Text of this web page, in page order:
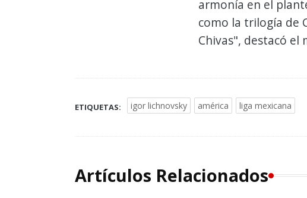
armonía en el
como la trilogía de
Chivas", destacó
ETIQUETAS: igor lichnovsky américa liga mexicana
Artículos Relacionados